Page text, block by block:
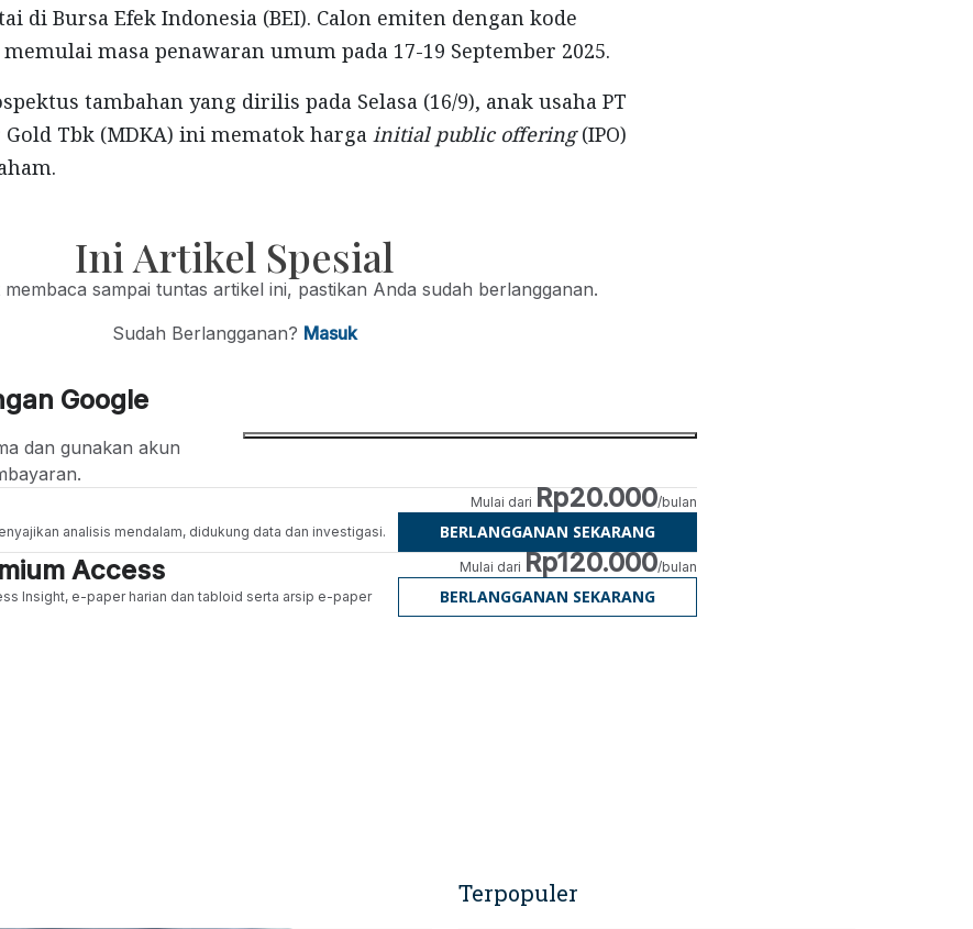
di Bursa Efek Indonesia (BEI). Calon emiten dengan kode
masa penawaran umum pada 17-19 September 2025.
tambahan yang dirilis pada Selasa (16/9), anak usaha PT
Gold Tbk (MDKA) ini mematok harga initial public offering(IPO)
Ini Artikel Spesial
sampai tuntas artikel ini, pastikan Anda sudah berlangganan.
Sudah Berlangganan? Masuk
Google
dan gunakan akun
analisis mendalam, didukung data dan investigasi.
Mulai dari Rp20.000/bulan
BERLANGGANAN SEKARANG
Access
Insight, e-paper harian dan tabloid serta arsip e-paper
Mulai dari Rp120.000/bulan
BERLANGGANAN SEKARANG
Terpopuler